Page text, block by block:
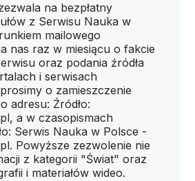
na bezpłatny
z Serwisu Nauka w
mailowego
nas raz w miesiącu o fakcie
oraz podania źródła
i serwisach
o zamieszczenie
adresu: Źródło:
a w czasopismach
Serwis Nauka w Polsce -
Powyższe zezwolenie nie
z kategorii "Świat" oraz
i materiałów wideo.